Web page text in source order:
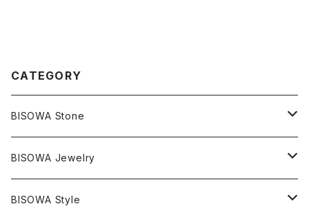
CATEGORY
BISOWA Stone
マスタークリスタル / 水晶
エレスチャル
石の種類別
BISOWA Jewelry
ネックレス／ペンダント
BISOWA Style